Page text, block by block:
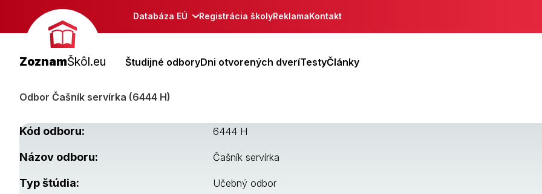
Databáza EÚ Registrácia školyReklamaKontakt
ZoznamŠkôl.eu Študijné odboryDni otvorených dveríTestyČlánky
Odbor Čašník servírka (6444 H)
Kód odboru: 6444 H
Názov odboru: Čašník servírka
Typ štúdia: Učebný odbor